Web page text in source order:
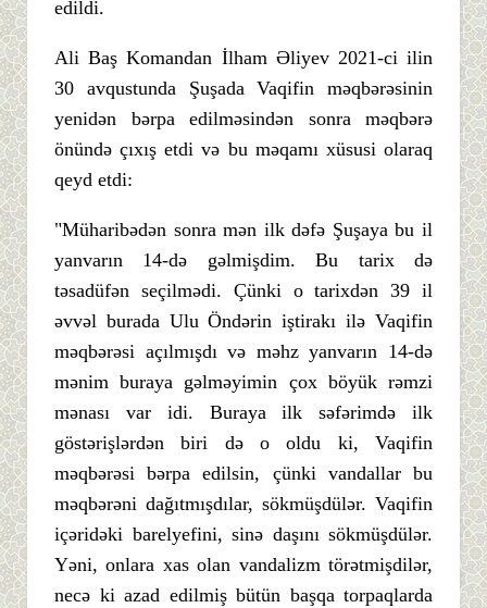
edildi.
Ali Baş Komandan İlham Əliyev 2021-ci ilin
30 avqustunda Şuşada Vaqifin məqbərəsinin
yenidən bərpa edilməsindən sonra məqbərə
önündə çıxış etdi və bu məqamı xüsusi olaraq
qeyd etdi:
"Müharibədən sonra mən ilk dəfə Şuşaya bu il
yanvarın 14-də gəlmişdim. Bu tarix də
təsadüfən seçilmədi. Çünki o tarixdən 39 il
əvvəl burada Ulu Öndərin iştirakı ilə Vaqifin
məqbərəsi açılmışdı və məhz yanvarın 14-də
mənim buraya gəlməyimin çox böyük rəmzi
mənası var idi. Buraya ilk səfərimdə ilk
göstərişlərdən biri də o oldu ki, Vaqifin
məqbərəsi bərpa edilsin, çünki vandallar bu
məqbərəni dağıtmışdılar, sökmüşdülər. Vaqifin
içəridəki barelyefini, sinə daşını sökmüşdülər.
Yəni, onlara xas olan vandalizm törətmişdilər,
necə ki azad edilmiş bütün başqa torpaqlarda